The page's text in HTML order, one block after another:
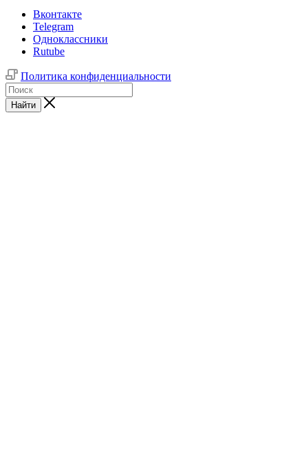
Вконтакте
Telegram
Одноклассники
Rutube
Политика конфиденциальности
Найти